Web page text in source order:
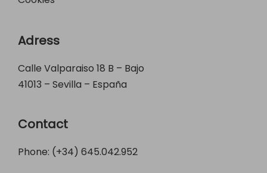
Adress
Calle Valparaiso 18 B – Bajo
41013 – Sevilla – España
Contact
Phone: (+34) 645.042.952